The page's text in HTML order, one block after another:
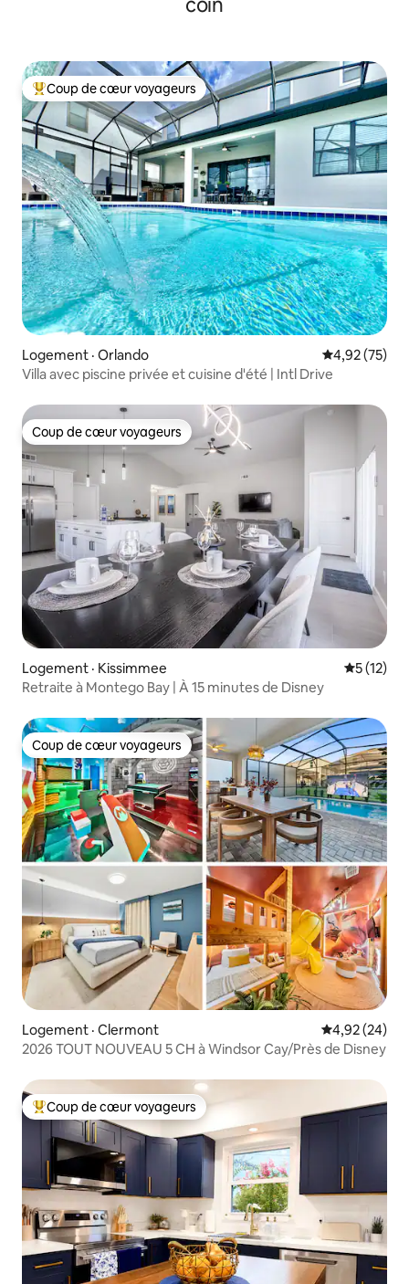
Coup de cœur voyageurs parmi les plus aimés
Coup de cœur voyageurs
Logement · Orlando Note
4,92 (75)
Villa avec piscine privée et cuisine d'été | Intl Drive
Coup de cœur voyageurs
Coup de cœur voyageurs
Logement · Kissimmee Note
5 (12)
Retraite à Montego Bay | À 15 minutes de Disney
Coup de cœur voyageurs
Coup de cœur voyageurs
Logement · Clermont Note
4,92 (24)
2026 TOUT NOUVEAU 5 CH à Windsor Cay/Près de Disney
Coup de cœur voyageurs parmi les plus aimés
Coup de cœur voyageurs